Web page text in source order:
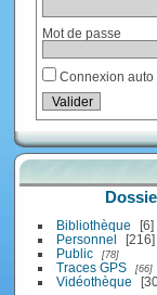
Mot de passe
Connexion auto
Bibliothèque
6
Personnel
216
Public
78
Traces GPS 66
Vidéothèque